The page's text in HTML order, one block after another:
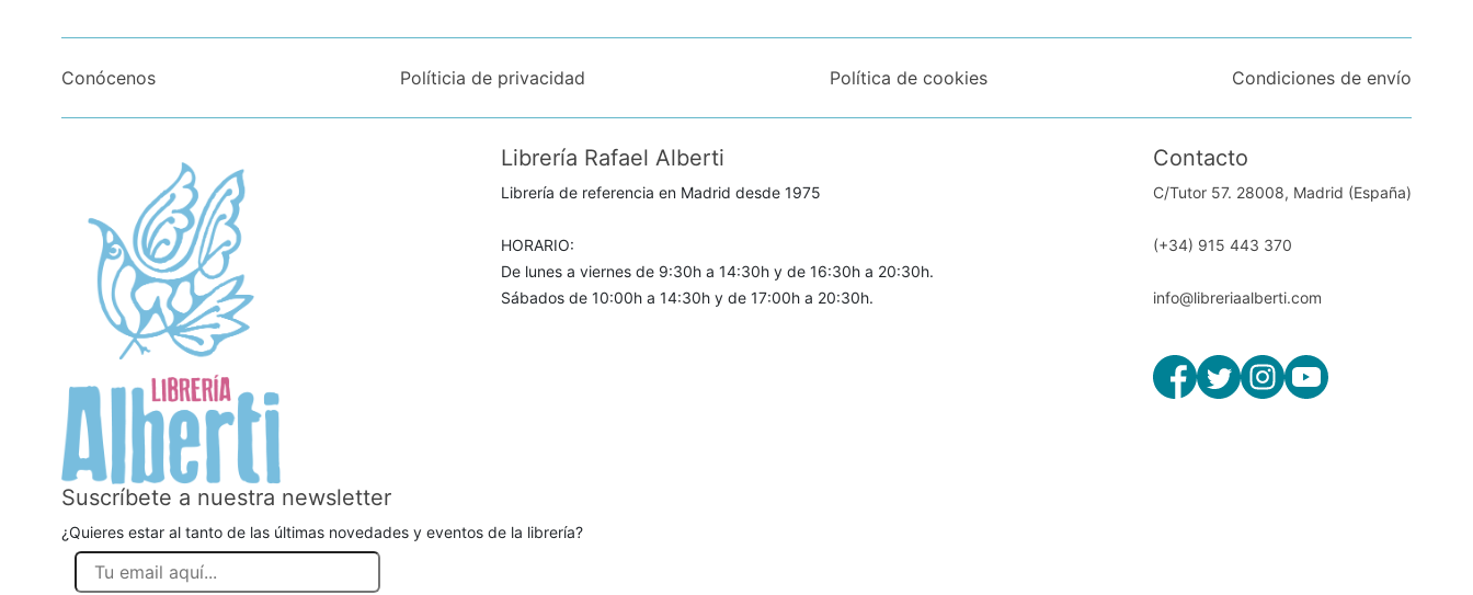
Conócenos Políticia de privacidad Política de cookies Condiciones de envío
Librería Rafael Alberti
Librería de referencia en Madrid desde 1975
HORARIO:
De lunes a viernes de 9:30h a 14:30h y de 16:30h a 20:30h.
Sábados de 10:00h a 14:30h y de 17:00h a 20:30h.
Contacto
C/Tutor 57. 28008, Madrid (España)
(+34) 915 443 370
info@libreriaalberti.com
Suscríbete a nuestra newsletter
¿Quieres estar al tanto de las últimas novedades y eventos de la librería?